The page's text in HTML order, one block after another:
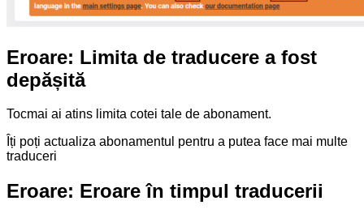
Eroare: Limita de traducere a fost
depășită
Tocmai ai atins limita cotei tale de abonament.
Îți poți actualiza abonamentul pentru a putea face mai multe
traduceri
Eroare: Eroare în timpul traducerii